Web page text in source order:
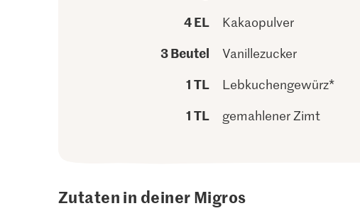
4 EL Kakaopulver
3 Beutel Vanillezucker
1 TL Lebkuchengewürz*
1 TL gemahlener Zimt
Zutaten in deiner Migros